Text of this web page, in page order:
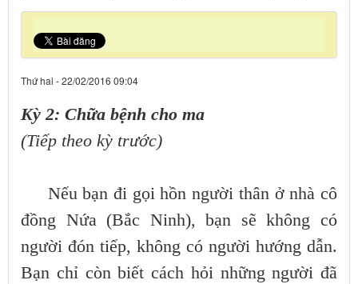
Thứ hai - 22/02/2016 09:04
Kỳ 2: Chữa bệnh cho ma
(Tiếp theo kỳ trước)
Nếu bạn đi gọi hồn người thân ở nhà cô
đồng Nứa (Bắc Ninh), bạn sẽ không có
người đón tiếp, không có người hướng dẫn.
Bạn chỉ còn biết cách hỏi những người đã